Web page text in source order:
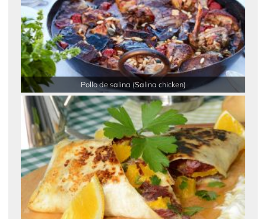
Pollo de salina (Salina chicken)